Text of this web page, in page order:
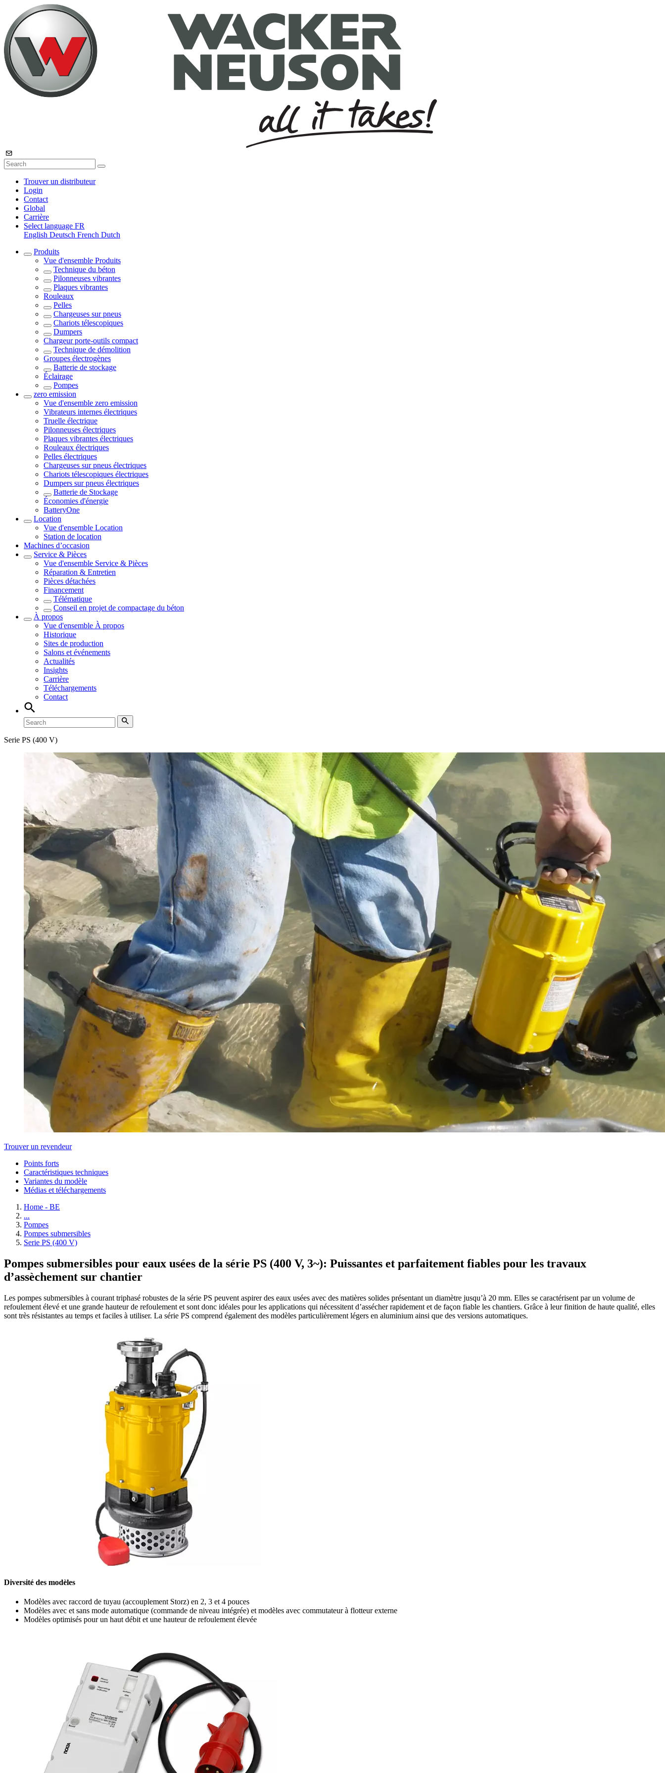
Trouver un distributeur
Login
Contact
Global
Carrière
Select language FR
English Deutsch French Dutch
Produits
Vue d'ensemble Produits
Technique du béton
Pilonneuses vibrantes
Plaques vibrantes
Rouleaux
Pelles
Chargeuses sur pneus
Chariots télescopiques
Dumpers
Chargeur porte-outils compact
Technique de démolition
Groupes électrogènes
Batterie de stockage
Éclairage
Pompes
zero emission
Vue d'ensemble zero emission
Vibrateurs internes électriques
Truelle électrique
Pilonneuses électriques
Plaques vibrantes électriques
Rouleaux électriques
Pelles électriques
Chargeuses sur pneus électriques
Chariots télescopiques électriques
Dumpers sur pneus électriques
Batterie de Stockage
Économies d'énergie
BatteryOne
Location
Vue d'ensemble Location
Station de location
Machines d’occasion
Service & Pièces
Vue d'ensemble Service & Pièces
Réparation & Entretien
Pièces détachées
Financement
Télématique
Conseil en projet de compactage du béton
À propos
Vue d'ensemble À propos
Historique
Sites de production
Salons et événements
Actualités
Insights
Carrière
Téléchargements
Contact
Serie PS (400 V)
Trouver un revendeur
Points forts
Caractéristiques techniques
Variantes du modèle
Médias et téléchargements
Home - BE
...
Pompes
Pompes submersibles
Serie PS (400 V)
Pompes submersibles pour eaux usées de la série PS (400 V, 3~): Puissantes et parfaitement fiables pour les travaux
d’assèchement sur chantier
Les pompes submersibles à courant triphasé robustes de la série PS peuvent aspirer des eaux usées avec des matières solides présentant un diamètre jusqu’à 20 mm. Elles se caractérisent par un volume de
refoulement élevé et une grande hauteur de refoulement et sont donc idéales pour les applications qui nécessitent d’assécher rapidement et de façon fiable les chantiers. Grâce à leur finition de haute qualité, elles
sont très résistantes au temps et faciles à utiliser. La série PS comprend également des modèles particulièrement légers en aluminium ainsi que des versions automatiques.
Diversité des modèles
Modèles avec raccord de tuyau (accouplement Storz) en 2, 3 et 4 pouces
Modèles avec et sans mode automatique (commande de niveau intégrée) et modèles avec commutateur à flotteur externe
Modèles optimisés pour un haut débit et une hauteur de refoulement élevée